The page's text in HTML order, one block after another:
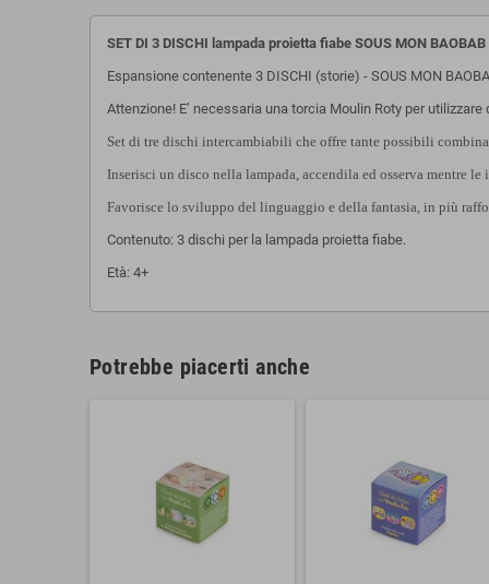
SET DI 3 DISCHI lampada proietta fiabe SOUS MON
Espansione contenente 3 DISCHI (storie) - SOUS MON
Attenzione! E’ necessaria una torcia Moulin Roty per utilizzare
Set di tre dischi intercambiabili che offre tante possibili
Inserisci un disco nella lampada, accendila ed osserva mentre
Favorisce lo sviluppo del linguaggio e della fantasia, in più
Contenuto: 3 dischi per la lampada proietta fiabe.
Età: 4+
Potrebbe piacerti anche